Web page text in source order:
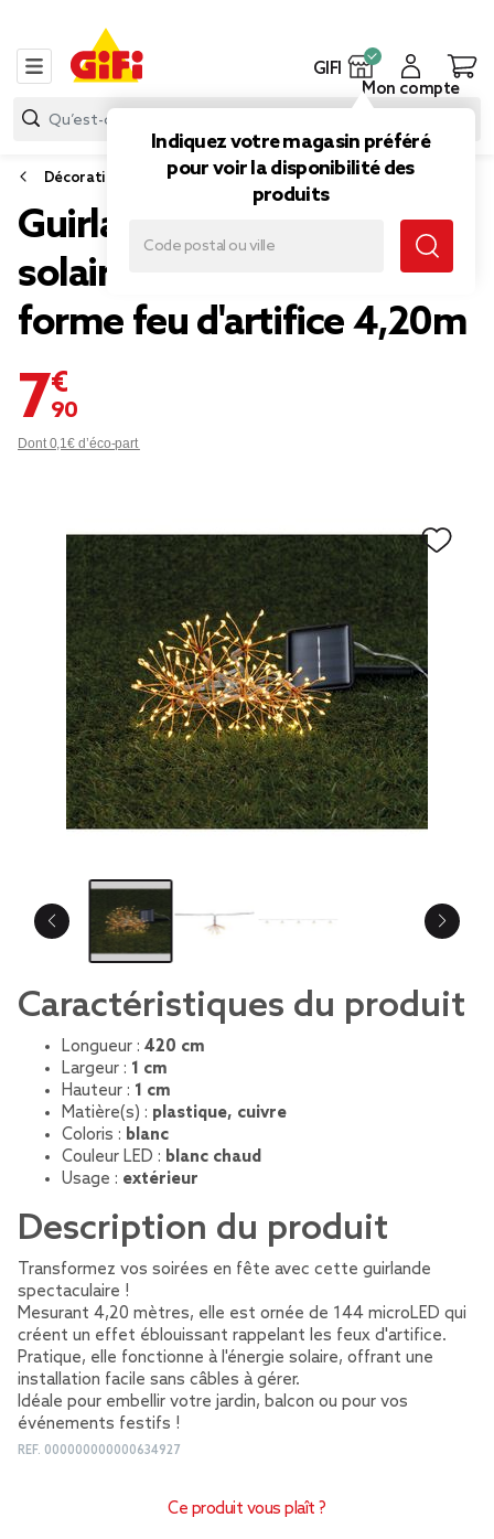
GIFI
Indiquez votre magasin préféré
pour voir la disponibilité des
produits
Mon compte
Décoration lumineuse extérieure
Guirlande extérieure
solaire 144 microLED
forme feu d'artifice 4,20m
7,90 €
Dont 0,1€ d’éco-part
Caractéristiques du produit
Longueur : 420 cm
Largeur : 1 cm
Hauteur : 1 cm
Matière(s) : plastique, cuivre
Coloris : blanc
Couleur LED : blanc chaud
Usage : extérieur
Description du produit
Transformez vos soirées en fête avec cette guirlande
spectaculaire !
Mesurant 4,20 mètres, elle est ornée de 144 microLED qui
créent un effet éblouissant rappelant les feux d'artifice.
Pratique, elle fonctionne à l'énergie solaire, offrant une
installation facile sans câbles à gérer.
Idéale pour embellir votre jardin, balcon ou pour vos
événements festifs !
REF. 000000000000634927
Ce produit vous plaît ?